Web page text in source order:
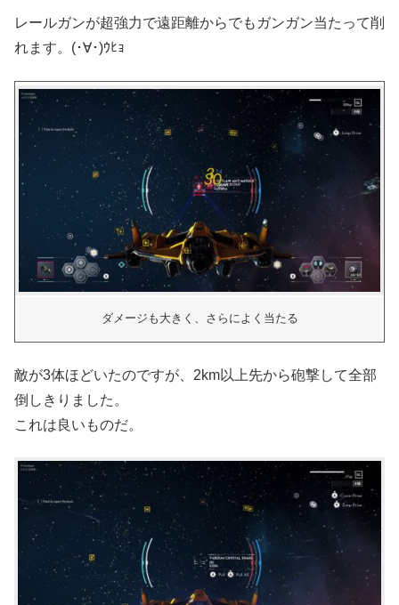
レールガンが超強力で遠距離からでもガンガン当たって削
れます。(･∀･)ｳﾋｮ
ダメージも大きく、さらによく当たる
敵が3体ほどいたのですが、2km以上先から砲撃して全部
倒しきりました。
これは良いものだ。